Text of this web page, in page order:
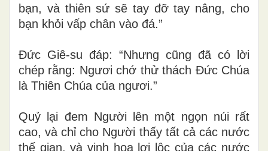
bạn, và thiên sứ sẽ tay đỡ tay nâng, cho
bạn khỏi vấp chân vào đá.”
Đức Giê-su đáp: “Nhưng cũng đã có lời
chép rằng: Ngươi chớ thử thách Đức Chúa
là Thiên Chúa của ngươi.”
Quỷ lại đem Người lên một ngọn núi rất
cao, và chỉ cho Người thấy tất cả các nước
thế gian, và vinh hoa lợi lộc của các nước